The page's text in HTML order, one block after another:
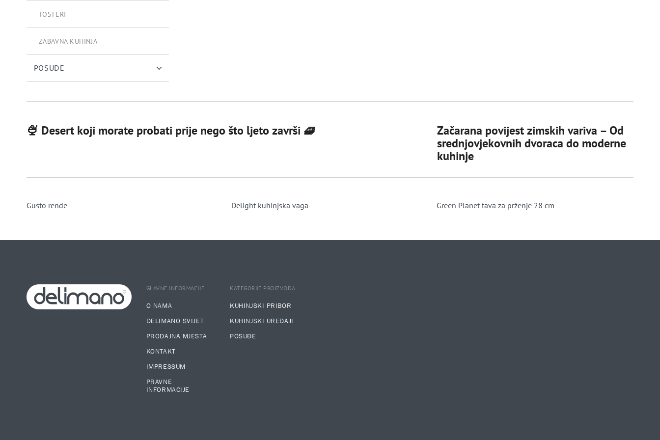
CJEDILJKA ZA AGRUME
TOSTERI
ZABAVNA KUHINJA
POSUĐE
🍨 Desert koji morate probati prije nego što ljeto završi 🧇
Začarana povijest zimskih variva – Od
srednjovjekovnih dvoraca do moderne
kuhinje
Gusto rende Delight kuhinjska vaga Green Planet tava za prženje 28 cm
GLAVNE INFORMACIJE
O NAMA
DELIMANO SVIJET
PRODAJNA MJESTA
KONTAKT
IMPRESSUM
PRAVNE
INFORMACIJE
KATEGORIJE PROIZVODA
KUHINJSKI PRIBOR
KUHINJSKI UREĐAJI
POSUĐE